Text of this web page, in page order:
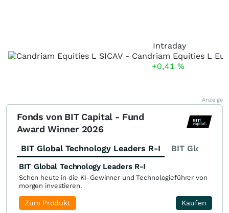
Intraday
+0,41 %
Anzeige
Fonds von BIT Capital - Fund
Award Winner 2026
BIT Global Technology Leaders R-I BIT Global
BIT Global Technology Leaders R-I
Schon heute in die KI-Gewinner und Technologieführer von
morgen investieren.
Kaufen
Zum Produkt